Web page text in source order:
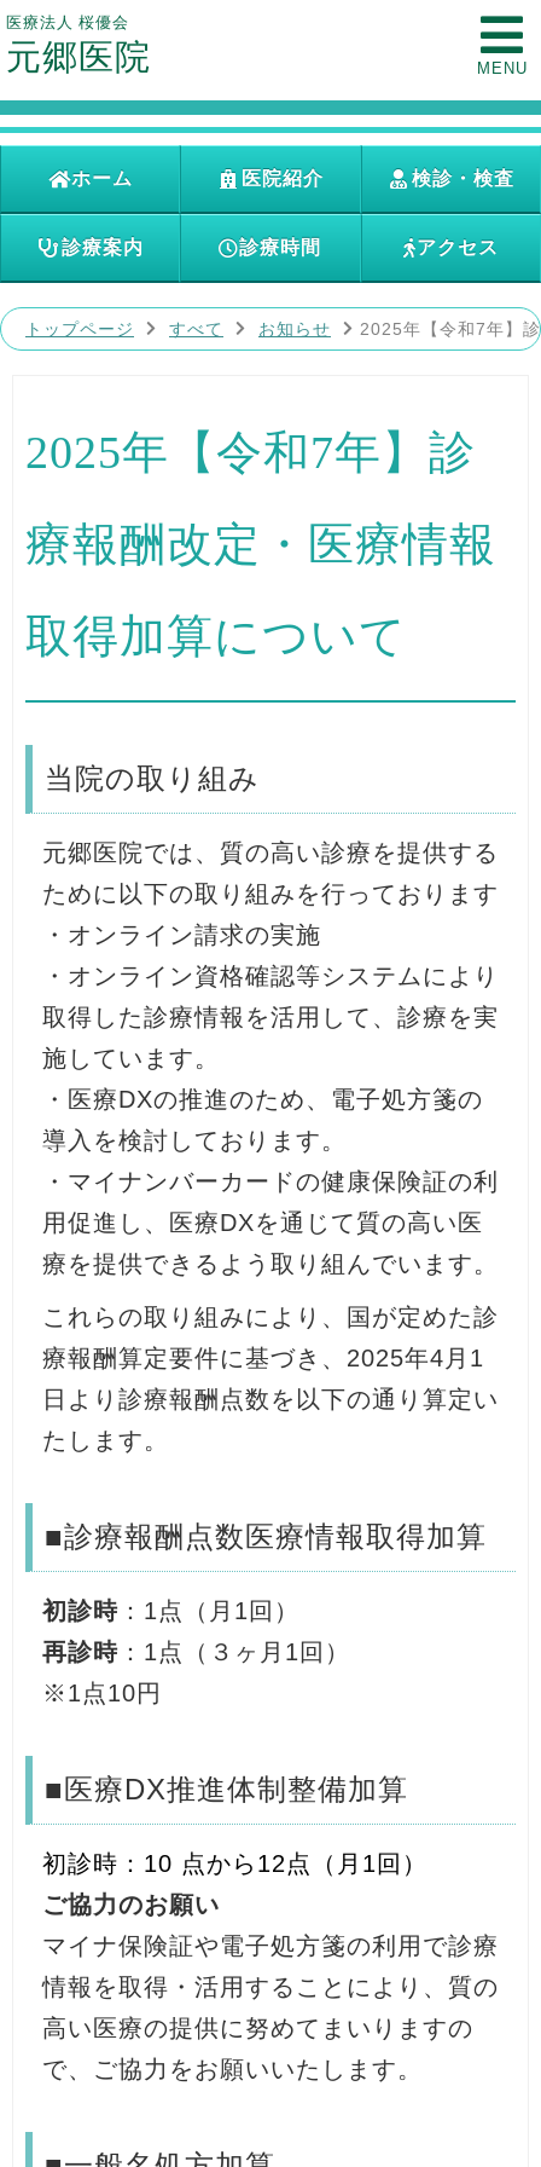
医療法人 桜優会
元郷医院 MENU
ホーム 医院紹介 検診・検査
診療案内 診療時間 アクセス
トップページ すべて お知らせ 2025年【令和7年】
2025年【令和7年】診
療報酬改定・医療情報
取得加算について
当院の取り組み
元郷医院では、質の高い診療を提供する
ために以下の取り組みを行っております
・オンライン請求の実施
・オンライン資格確認等システムにより
取得した診療情報を活用して、診療を実
施しています。
・医療DXの推進のため、電子処方箋の
導入を検討しております。
・マイナンバーカードの健康保険証の利
用促進し、医療DXを通じて質の高い医
療を提供できるよう取り組んでいます。
これらの取り組みにより、国が定めた診
療報酬算定要件に基づき、2025年4月1
日より診療報酬点数を以下の通り算定い
たします。
■診療報酬点数医療情報取得加算
初診時 ：1点（月1回）
再診時 ：1点（３ヶ月1回）
※1点10円
■医療DX推進体制整備加算
初診時：10 点から12点（月1回）
ご協力のお願い
マイナ保険証や電子処方箋の利用で診療
情報を取得・活用することにより、質の
高い医療の提供に努めてまいりますの
で、ご協力をお願いいたします。